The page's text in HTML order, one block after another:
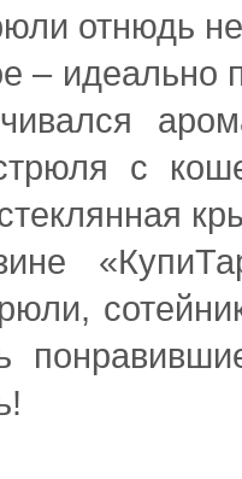
отнюдь
– идеально
с